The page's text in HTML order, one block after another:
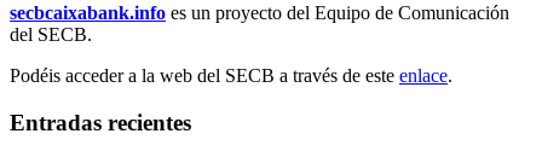
secbcaixabank.info es un proyecto del Equipo de Comunicación
del SECB.
Podéis acceder a la web del SECB a través de este enlace.
Entradas recientes